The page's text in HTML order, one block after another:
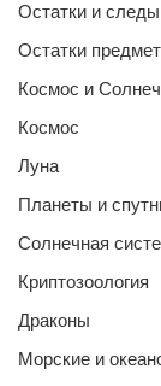
Остатки и следы
Остатки
Космос и
Космос
Луна
Планеты и
Солнечная
Криптозоология
Драконы
Морские и